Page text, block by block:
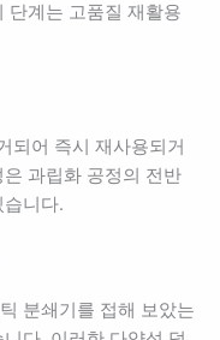
단계는 고품질 재활용
되어 즉시 재사용되거
과립화 공정의 전반
니다.
분쇄기를 접해 보았는